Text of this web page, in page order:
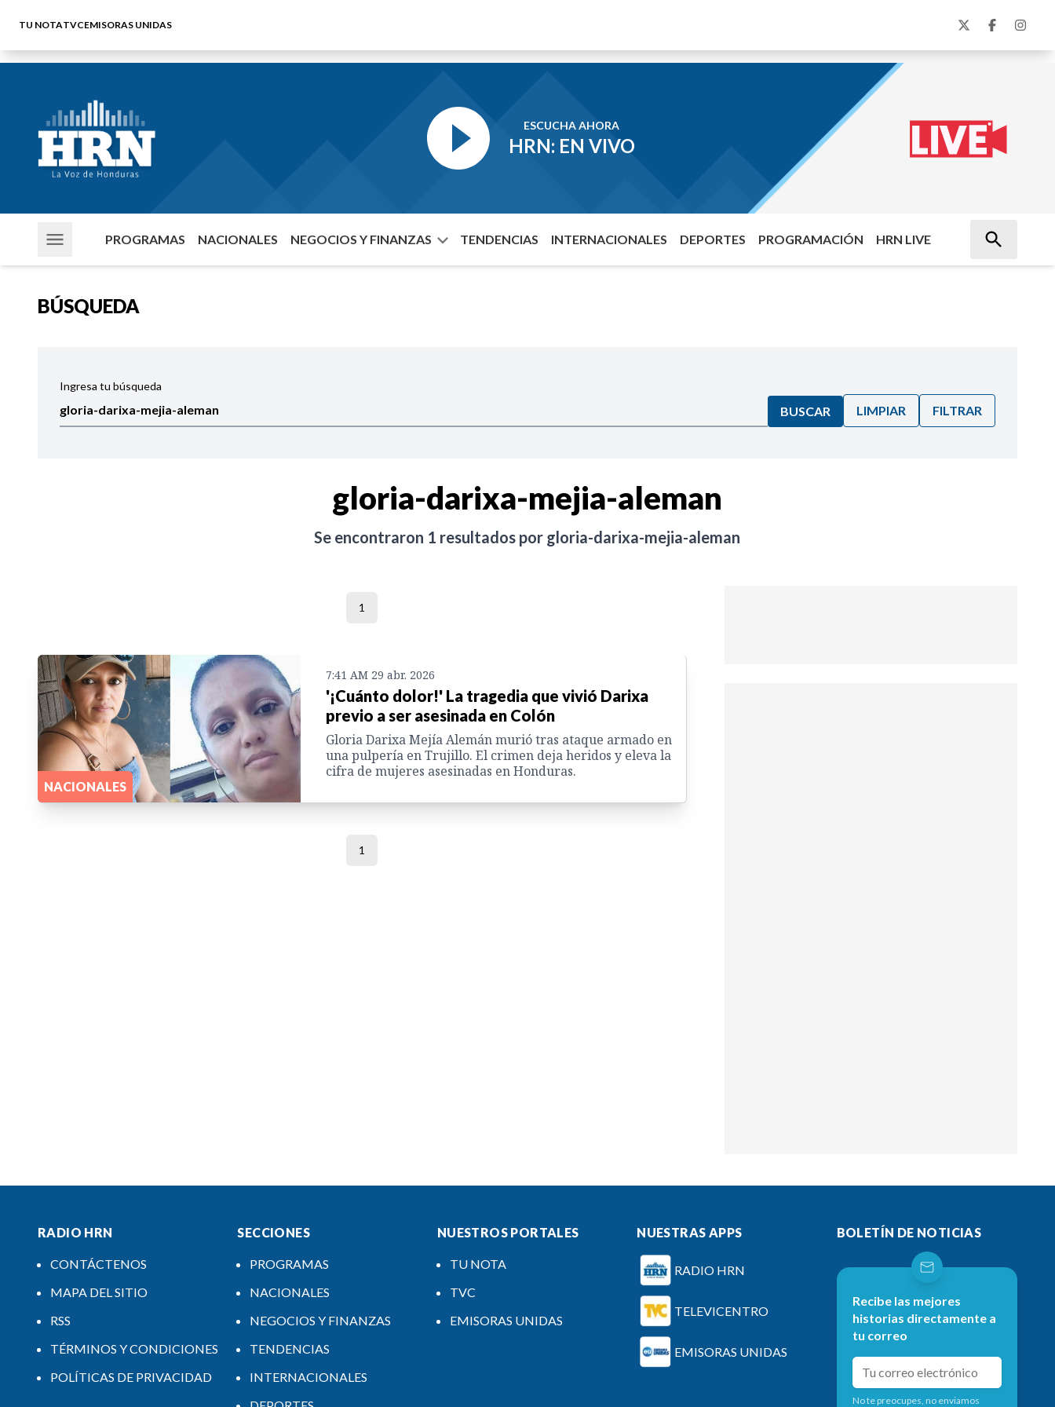
TU NOTATVCEMISORAS UNIDAS
ESCUCHA AHORA
HRN: EN VIVO
PROGRAMAS NACIONALES NEGOCIOS Y FINANZAS TENDENCIAS INTERNACIONALES DEPORTES PROGRAMACIÓN HRN LIVE
BÚSQUEDA
Ingresa tu búsqueda
BUSCAR LIMPIAR FILTRAR
gloria-darixa-mejia-aleman
Se encontraron 1 resultados por gloria-darixa-mejia-aleman
1
NACIONALES
7:41 AM 29 abr. 2026
'¡Cuánto dolor!' La tragedia que vivió Darixa
previo a ser asesinada en Colón
Gloria Darixa Mejía Alemán murió tras ataque armado en
una pulpería en Trujillo. El crimen deja heridos y eleva la
cifra de mujeres asesinadas en Honduras.
1
RADIO HRN
CONTÁCTENOS
MAPA DEL SITIO
RSS
TÉRMINOS Y CONDICIONES
POLÍTICAS DE PRIVACIDAD
SECCIONES
PROGRAMAS
NACIONALES
NEGOCIOS Y FINANZAS
TENDENCIAS
INTERNACIONALES
NUESTROS PORTALES
TU NOTA
TVC
EMISORAS UNIDAS
NUESTRAS APPS
RADIO HRN
TELEVICENTRO
EMISORAS UNIDAS
BOLETÍN DE NOTICIAS
Recibe las mejores
historias directamente a
tu correo
No te preocupes, no enviamos